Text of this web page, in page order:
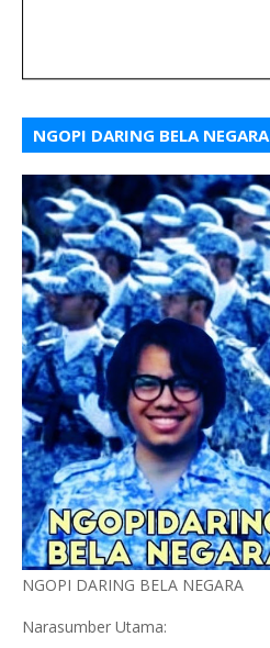
NGOPI DARING BELA NEGARA
NGOPI DARING BELA NEGARA
Narasumber Utama: